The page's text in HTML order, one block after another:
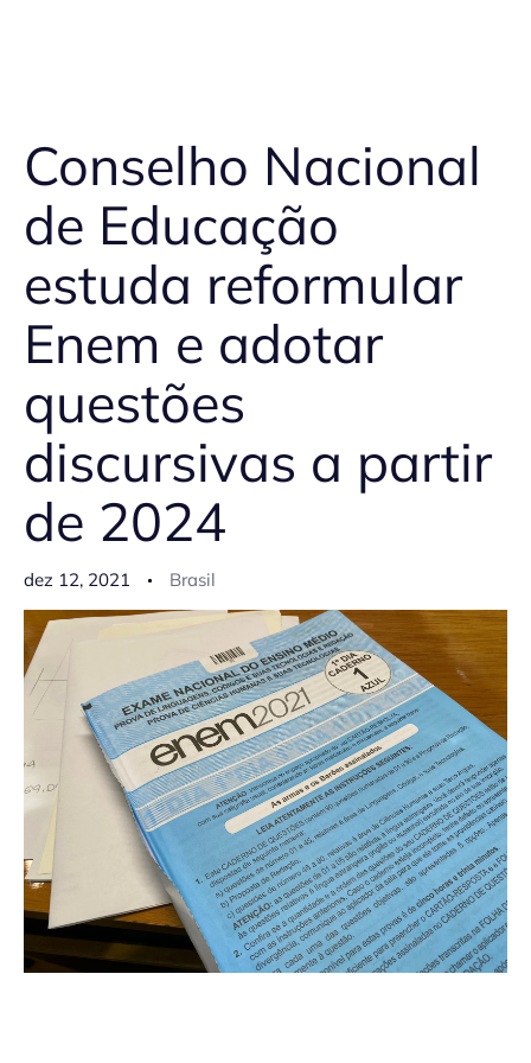
Conselho Nacional
de Educação
estuda reformular
Enem e adotar
questões
discursivas a partir
de 2024
dez 12, 2021 Brasil